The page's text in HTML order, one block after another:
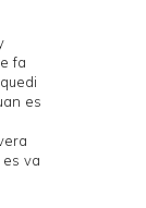
fa
es
va